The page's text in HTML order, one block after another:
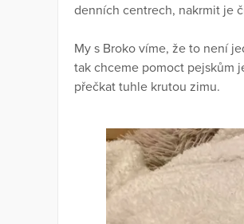
denních centrech, nakrmit je
My s Broko víme, že to není
tak chceme pomoct pejskům
přečkat tuhle krutou zimu.